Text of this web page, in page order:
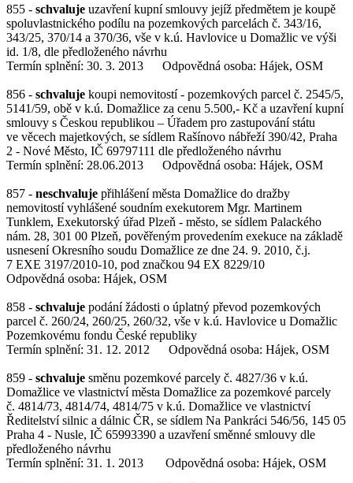
855 - schvaluje uzavření kupní smlouvy jejíž předmětem je koupě
spoluvlastnického podílu na pozemkových parcelách č. 343/16,
343/25, 370/14 a 370/36, vše v k.ú. Havlovice u Domažlic ve výši
id. 1/8, dle předloženého návrhu
Termín splnění: 30. 3. 2013 Odpovědná osoba: Hájek, OSM
856 - schvaluje koupi nemovitostí - pozemkových parcel č. 2545/5,
5141/59, obě v k.ú. Domažlice za cenu 5.500,- Kč a uzavření kupní
smlouvy s Českou republikou – Úřadem pro zastupování státu
ve věcech majetkových, se sídlem Rašínovo nábřeží 390/42, Praha
2 - Nové Město, IČ 69797111 dle předloženého návrhu
Termín splnění: 28.06.2013 Odpovědná osoba: Hájek, OSM
857 - neschvaluje přihlášení města Domažlice do dražby
nemovitostí vyhlášené soudním exekutorem Mgr. Martinem
Tunklem, Exekutorský úřad Plzeň - město, se sídlem Palackého
nám. 28, 301 00 Plzeň, pověřeným provedením exekuce na základě
usnesení Okresního soudu Domažlice ze dne 24. 9. 2010, č.j.
7 EXE 3197/2010-10, pod značkou 94 EX 8229/10
Odpovědná osoba: Hájek, OSM
858 - schvaluje podání žádosti o úplatný převod pozemkových
parcel č. 260/24, 260/25, 260/32, vše v k.ú. Havlovice u Domažlic
Pozemkovému fondu České republiky
Termín splnění: 31. 12. 2012 Odpovědná osoba: Hájek, OSM
859 - schvaluje směnu pozemkové parcely č. 4827/36 v k.ú.
Domažlice ve vlastnictví města Domažlice za pozemkové parcely
č. 4814/73, 4814/74, 4814/75 v k.ú. Domažlice ve vlastnictví
Ředitelství silnic a dálnic ČR, se sídlem Na Pankráci 546/56, 145 05
Praha 4 - Nusle, IČ 65993390 a uzavření směnné smlouvy dle
předloženého návrhu
Termín splnění: 31. 1. 2013 Odpovědná osoba: Hájek, OSM